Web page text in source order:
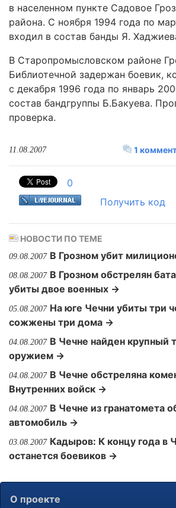
в населенном пункте Садовое
района. С ноября 1994 года по
входил в состав банды Я.
В Старопромысловском районе
Библиотечной задержан боевик,
с декабря 1996 года по январь
состав бандгруппы Б.Бакуева.
проверка.
1
11.08.2007
0
Получить код
НОВОСТИ ПО ТЕМЕ
09.08.2007 В Грозном убит
08.08.2007 В Грозном обстрелян
убиты двое военных →
05.08.2007 На юге Чечни убиты три
сожжены три дома →
04.08.2007 В Чечне найден крупный
оружием →
04.08.2007 В Чечне обстреляна
Внутренних войск →
04.08.2007 В Чечне из гранатомета
автомобиль →
03.08.2007 Кадыров: К концу года в
останется боевиков →
О проекте